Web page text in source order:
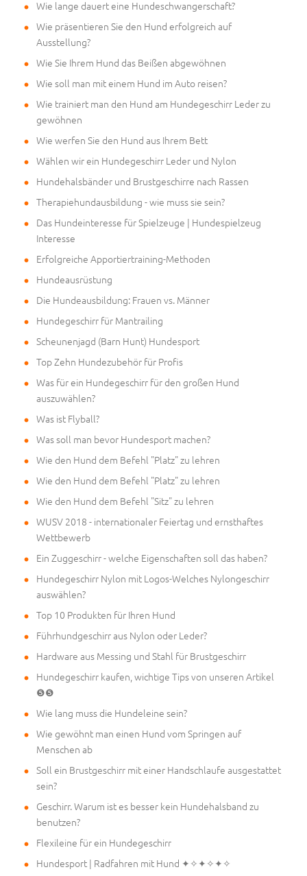
Wie lange dauert eine Hundeschwangerschaft?
Wie präsentieren Sie den Hund erfolgreich auf
Ausstellung?
Wie Sie Ihrem Hund das Beißen abgewöhnen
Wie soll man mit einem Hund im Auto reisen?
Wie trainiert man den Hund am Hundegeschirr Leder zu
gewöhnen
Wie werfen Sie den Hund aus Ihrem Bett
Wählen wir ein Hundegeschirr Leder und Nylon
Hundehalsbänder und Brustgeschirre nach Rassen
Therapiehundausbildung - wie muss sie sein?
Das Hundeinteresse für Spielzeuge | Hundespielzeug
Interesse
Erfolgreiche Apportiertraining-Methoden
Hundeausrüstung
Die Hundeausbildung: Frauen vs. Männer
Hundegeschirr für Mantrailing
Scheunenjagd (Barn Hunt) Hundesport
Top Zehn Hundezubehör für Profis
Was für ein Hundegeschirr für den großen Hund
auszuwählen?
Was ist Flyball?
Was soll man bevor Hundesport machen?
Wie den Hund dem Befehl "Platz" zu lehren
Wie den Hund dem Befehl "Platz" zu lehren
Wie den Hund dem Befehl "Sitz" zu lehren
WUSV 2018 - internationaler Feiertag und ernsthaftes
Wettbewerb
Ein Zuggeschirr - welche Eigenschaften soll das haben?
Hundegeschirr Nylon mit Logos-Welches Nylongeschirr
auswählen?
Top 10 Produkten für Ihren Hund
Führhundgeschirr aus Nylon oder Leder?
Hardware aus Messing und Stahl für Brustgeschirr
Hundegeschirr kaufen, wichtige Tips von unseren Artikel
❺❺
Wie lang muss die Hundeleine sein?
Wie gewöhnt man einen Hund vom Springen auf
Menschen ab
Soll ein Brustgeschirr mit einer Handschlaufe ausgestattet
sein?
Geschirr. Warum ist es besser kein Hundehalsband zu
benutzen?
Flexileine für ein Hundegeschirr
Hundesport | Radfahren mit Hund ✦✧✦✧✦✧